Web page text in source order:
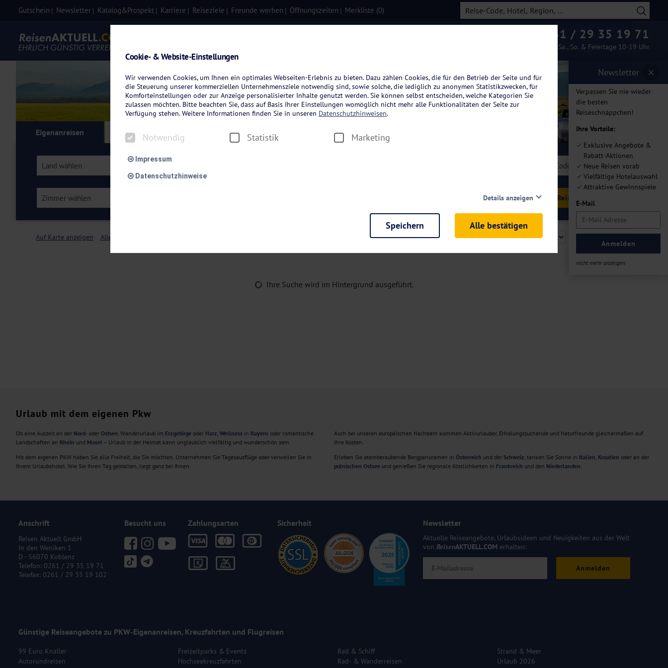
Gutschein Newsletter Katalog&Prospekt Karriere Reiseziele Freunde werben Öffnungszeiten Merkliste (0)
0261 / 29 35 19 71
Mo.-Fr. 08-19 Uhr / Sa., So. & Feiertage 10-19 Uhr
Newsletter
Verpassen Sie nie wieder
die besten
Reiseschnäppchen!
Ihre Vorteile:
Exklusive Angebote &
Rabatt-Aktionen
Neue Reisen vorab
Vielfältige Hotelauswahl
Attraktive Gewinnspiele
E-Mail
Anmelden
nicht mehr anzeigen
Eigenanreisen Kreuzfahrten Flugreisen
Land wählen
Zimmer wählen
Auf Karte anzeigen Alle Filter löschen
Ihre Suche wird im Hintergrund ausgeführt.
Urlaub mit dem eigenen Pkw
Ob eine Auszeit an der Nord- oder Ostsee, Wanderurlaub im Erzgebirge oder Harz, Wellness in Bayern oder romantische
Landschaften an Rhein und Mosel – Urlaub in der Heimat kann unglaublich vielfältig und wunderschön sein.
Mit dem eigenen PKW haben Sie alle Freiheit, die Sie möchten. Unternehmen Sie Tagesausflüge oder verweilen Sie in
Ihrem Urlaubshotel. Wie Sie Ihren Tag gestalten, liegt ganz bei Ihnen.
Auch bei unseren europäischen Nachbarn kommen Aktivurlauber, Erholungssuchende und Naturfreunde gleichermaßen auf
Ihre Kosten.
Erleben Sie atemberaubende Bergpanoramen in Österreich und der Schweiz, tanken Sie Sonne in Italien, Kroatien oder an der
polnischen Ostsee und genießen Sie regionale Köstlichkeiten in Frankreich und den Niederlanden.
Anschrift
Reisen Aktuell GmbH
In den Weniken 1
D - 56070 Koblenz
Telefon: 0261 / 29 35 19 71
Telefax: 0261 / 29 35 19 102
Besucht uns Zahlungsarten Sicherheit Newsletter
Aktuelle Reiseangebote, Urlaubsideen und Neuigkeiten aus der Welt
von ReisenAKTUELL.COM erhalten:
Anmelden
Günstige Reiseangebote zu PKW-Eigenanreisen, Kreuzfahrten und Flugreisen
99 Euro Knaller
Autorundreisen
Freizeitparks & Events
Hochseekreuzfahrten
Rad & Schiff
Rad- & Wanderreisen
Strand & Meer
Urlaub 2026
Cookie- & Website-Einstellungen
Wir verwenden Cookies, um Ihnen ein optimales Webseiten-Erlebnis zu bieten. Dazu zählen Cookies, die für den Betrieb der Seite und für
die Steuerung unserer kommerziellen Unternehmensziele notwendig sind, sowie solche, die lediglich zu anonymen Statistikzwecken, für
Komforteinstellungen oder zur Anzeige personalisierter Inhalte genutzt werden. Sie können selbst entscheiden, welche Kategorien Sie
zulassen möchten. Bitte beachten Sie, dass auf Basis Ihrer Einstellungen womöglich nicht mehr alle Funktionalitäten der Seite zur
Verfügung stehen. Weitere Informationen finden Sie in unseren Datenschutzhinweisen.
Notwendig Statistik Marketing
Impressum
Datenschutzhinweise
Details anzeigen
Diese Cookies sind für den Betrieb der Seite unbedingt notwendig und ermöglichen beispielsweise sicherheitsrelevante
möchten, um Ihnen unsere Dienste bei einem erneuten Besuch unserer Seite schneller zur Verfügung zu stellen.
dieser Cookies können wir beispielsweise die Besucherzahlen und den Effekt bestimmter Seiten unseres Web-Auftritts ermitteln und
Speichern Alle bestätigen